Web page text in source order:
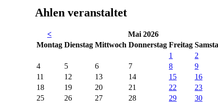
Ahlen veranstaltet
< Mai 2026
Montag Dienstag Mittwoch Donnerstag Freitag Sa
1
2
4
5 6 7 8 9
11
12 13 14 15 16
18
19 20 21 22 23
25
26 27 28 29 30